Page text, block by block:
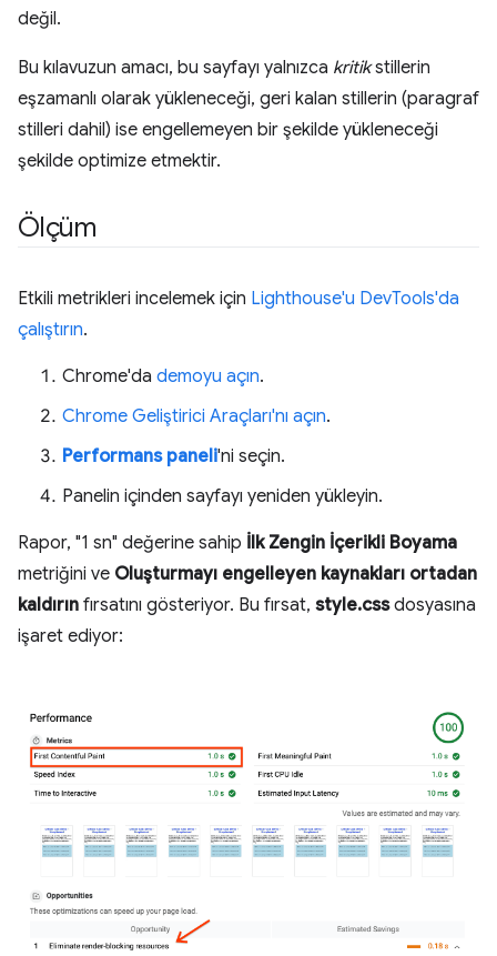
değil.
Bu kılavuzun amacı, bu sayfayı yalnızca kritikstillerin
eşzamanlı olarak yükleneceği, geri kalan stillerin (paragraf
stilleri dahil) ise engellemeyen bir şekilde yükleneceği
şekilde optimize etmektir.
Ölçüm
Etkili metrikleri incelemek için Lighthouse'u DevTools'da
çalıştırın.
Chrome'da demoyu açın.
Chrome Geliştirici Araçları'nı açın.
Performans paneli'ni seçin.
Panelin içinden sayfayı yeniden yükleyin.
Rapor, "1 sn" değerine sahip İlk Zengin İçerikli Boyama
metriğini ve Oluşturmayı engelleyen kaynakları ortadan
kaldırın fırsatını gösteriyor. Bu fırsat, style.cssdosyasına
işaret ediyor: